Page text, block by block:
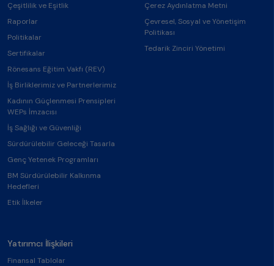
Çeşitlilik ve Eşitlik
Raporlar
Politikalar
Sertifikalar
Rönesans Eğitim Vakfı (REV)
İş Birliklerimiz ve Partnerlerimiz
Kadının Güçlenmesi Prensipleri
WEPs İmzacısı
İş Sağlığı ve Güvenliği
Sürdürülebilir Geleceği Tasarla
Genç Yetenek Programları
BM Sürdürülebilir Kalkınma
Hedefleri
Etik İlkeler
Çerez Aydınlatma Metni
Çevresel, Sosyal ve Yönetişim
Politikası
Tedarik Zinciri Yönetimi
Yatırımcı İlişkileri
Finansal Tablolar